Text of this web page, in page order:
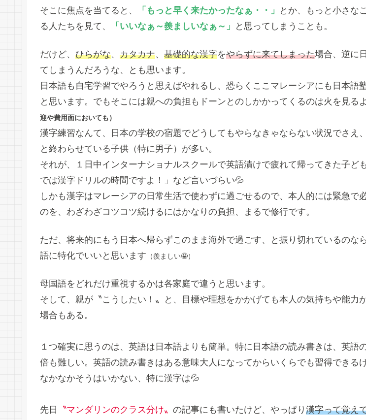
そこに焦点を当てると、
「もっと早く来たかったなぁ・・」
とか、もっと小さな
る人たちを見て、
「いいなぁ～羨ましいなぁ～」 と思ってしまうことも。
だけど、 ひらがな、 カタカナ、 基礎的な漢字をやらずに来てしまった場合、逆に
てしまうんだろうな、とも思います。
日本語も自宅学習でやろうと思えばやれるし、恐らくここマレーシアにも日本語
と思います。でもそこには親への負担もドーンとのしかかってくるのは火を見る
迎や費用面においても）
漢字練習なんて、日本の学校の宿題でどうしてもやらなきゃならない状況でさえ
と終わらせている子供（特に男子）が多い。
それが、１日中インターナショナルスクールで英語漬けで疲れて帰ってきた子ど
では漢字ドリルの時間ですよ！」など言いづらい💦
しかも漢字はマレーシアの日常生活で使わずに過ごせるので、本人的には緊急で
のを、わざわざコツコツ続けるにはかなりの負担、まるで修行です。
ただ、将来的にもう日本へ帰らずこのまま海外で過ごす、と振り切れているのな
語に特化でいいと思います （羨ましい🤩）
母国語をどれだけ重視するかは各家庭で違うと思います。
そして、親が〝こうしたい！〟と、目標や理想をかかげても本人の気持ちや能力
場合もある。
１つ確実に思うのは、英語は日本語よりも簡単。特に日本語の読み書きは、英語
倍も難しい。英語の読み書きはある意味大人になってからいくらでも習得できる
なかなかそうはいかない、特に漢字は💦
先日 〝マンダリンのクラス分け〟 の記事にも書いたけど、やっぱり 漢字って覚え